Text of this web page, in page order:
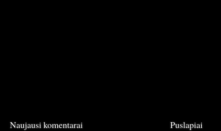
Naujausi komentarai Puslapiai